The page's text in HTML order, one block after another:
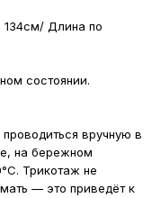
134см/ Длина по
состоянии.
вручную в
на бережном
Трикотаж не
— это приведёт к